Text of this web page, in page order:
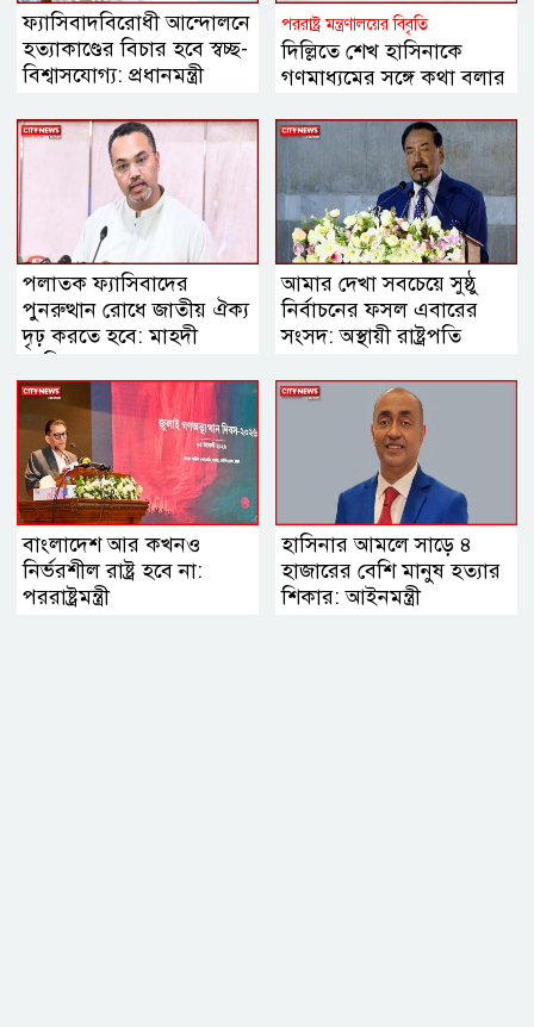
ফ্যাসিবাদবিরোধী আন্দোলনে
হত্যাকাণ্ডের বিচার হবে স্বচ্ছ-
বিশ্বাসযোগ্য: প্রধানমন্ত্রী
পররাষ্ট্র মন্ত্রণালয়ের বিবৃতি
দিল্লিতে শেখ হাসিনাকে
গণমাধ্যমের সঙ্গে কথা বলার
পলাতক ফ্যাসিবাদের
পুনরুত্থান রোধে জাতীয় ঐক্য
দৃঢ় করতে হবে: মাহদী
আমিন
আমার দেখা সবচেয়ে সুষ্ঠু
নির্বাচনের ফসল এবারের
সংসদ: অস্থায়ী রাষ্ট্রপতি
বাংলাদেশ আর কখনও
নির্ভরশীল রাষ্ট্র হবে না:
পররাষ্ট্রমন্ত্রী
হাসিনার আমলে সাড়ে ৪
হাজারের বেশি মানুষ হত্যার
শিকার: আইনমন্ত্রী